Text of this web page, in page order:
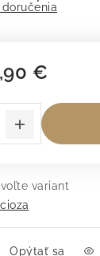
€
variant
Opýtať sa